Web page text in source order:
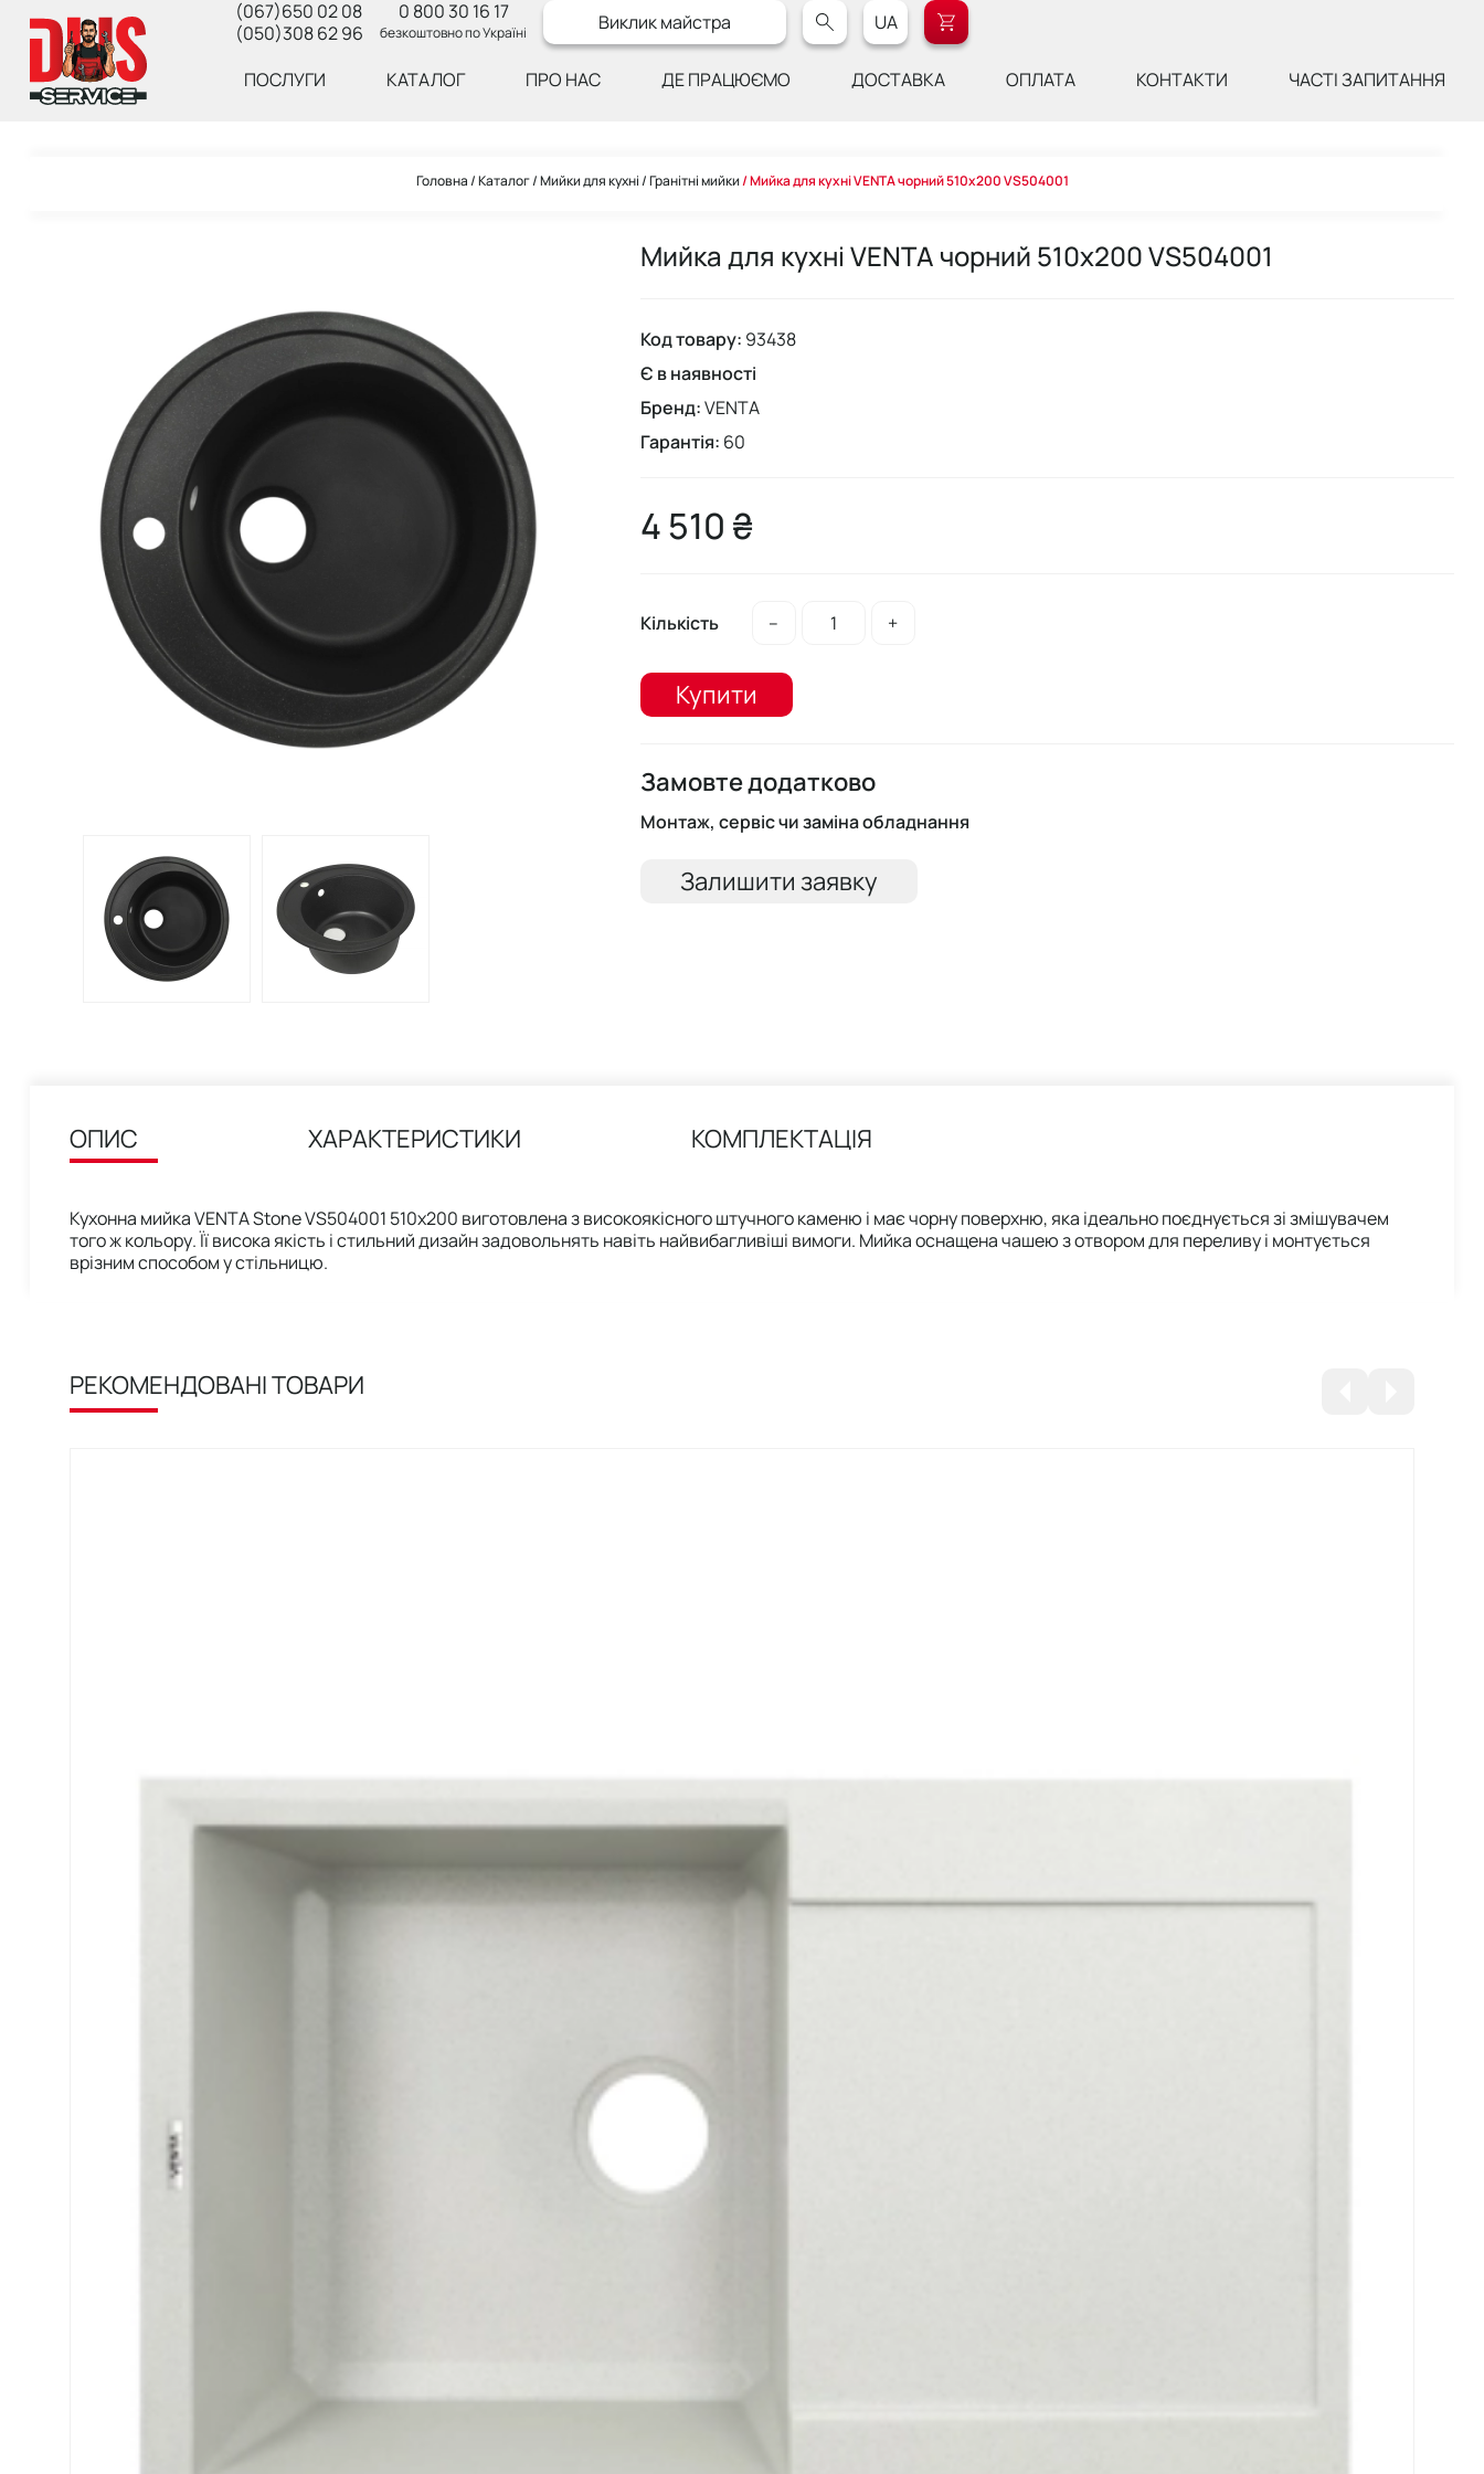
(067)650 02 08
(050)308 62 96
0 800 30 16 17
безкоштовно по Україні Виклик майстра UA
ПОСЛУГИ КАТАЛОГ ПРО НАС ДЕ ПРАЦЮЄМО ДОСТАВКА ОПЛАТА КОНТАКТИ ЧАСТІ ЗАПИТАННЯ
Головна Каталог Мийки для кухні Гранітні мийки Мийка для кухні VENTA чорний 510х200 VS504001
Мийка для кухні VENTA чорний 510х200 VS504001
Код товару: 93438
Є в наявності
Бренд:VENTA
Гарантія: 60
4 510 ₴
Кількість – +
Купити
Замовте додатково
Монтаж, сервіс чи заміна обладнання
Залишити заявку
ОПИС ХАРАКТЕРИСТИКИ КОМПЛЕКТАЦІЯ
Кухонна мийка VENTA Stone VS504001 510х200 виготовлена з високоякісного штучного каменю і має чорну поверхню, яка ідеально поєднується зі змішувачем
того ж кольору. Її висока якість і стильний дизайн задовольнять навіть найвибагливіші вимоги. Мийка оснащена чашею з отвором для переливу і монтується
врізним способом у стільницю.
РЕКОМЕНДОВАНІ ТОВАРИ